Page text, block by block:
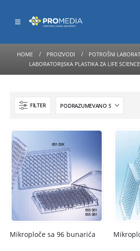
HOME PROIZVODI
POTROŠNI
LABORATORIJSKA PLASTIKA ZA LIFE SCIENCE
FILTER
Mikroploče sa 96 bunarića